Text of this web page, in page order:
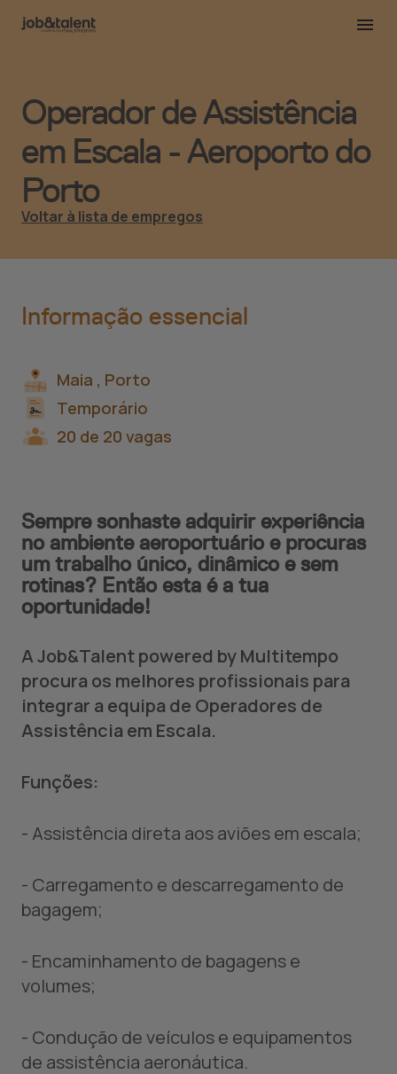
Operador de Assistência
em Escala - Aeroporto do
Porto
Voltar à lista de empregos
Sempre sonhaste adquirir experiência
no ambiente aeroportuário e procuras
um trabalho único, dinâmico e sem
rotinas? Então esta é a tua
oportunidade!
A Job&Talent powered by Multitempo
procura os melhores profissionais para
integrar a equipa de Operadores de
Assistência em Escala.
Funções:
- Assistência direta aos aviões em escala;
- Carregamento e descarregamento de
bagagem;
- Encaminhamento de bagagens e
volumes;
- Condução de veículos e equipamentos
de assistência aeronáutica.
Informação essencial
Maia , Porto
Temporário
20 de 20 vagas